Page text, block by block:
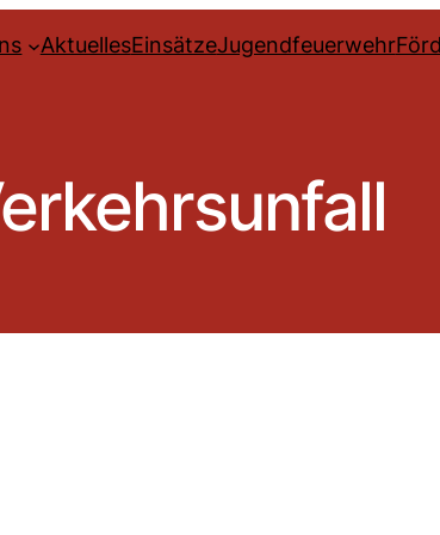
AktuellesEinsätzeJugendfeuerwehr